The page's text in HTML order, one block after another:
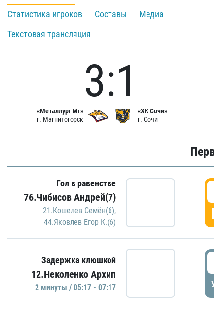
Статистика игроков
Составы
Медиа
Текстовая трансляция
«Металлург Мг»
г. Магнитогорск
3:1
«ХК Сочи»
г. Сочи
Гол в равенстве
76.Чибисов Андрей(7)
21.Кошелев Семён(6),
44.Яковлев Егор К.(6)
Задержка клюшкой
12.Неколенко Архип
2 минуты / 05:17 - 07:17